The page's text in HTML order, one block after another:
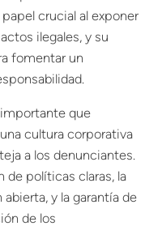
crucial al exponer
ilegales, y su
fomentar un
que
cultura corporativa
a los denunciantes.
de políticas claras, la
y la garantía de
de los